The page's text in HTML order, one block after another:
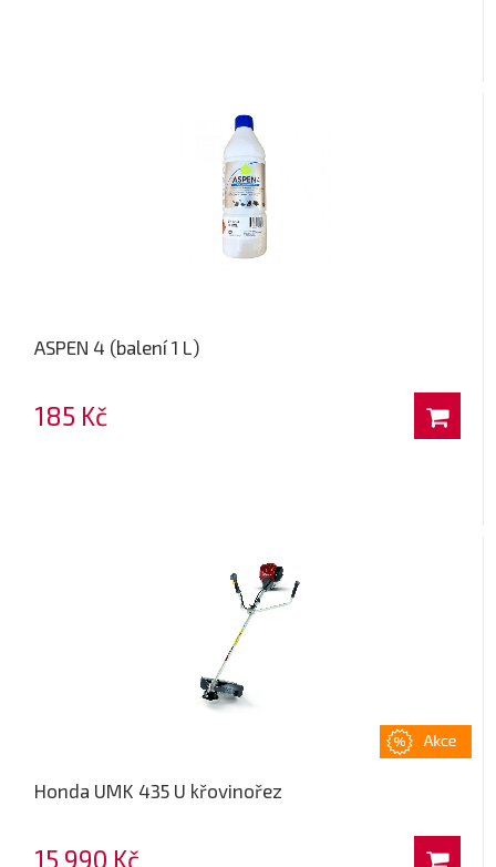
ASPEN 4 (balení 1 L)
185 Kč
Honda UMK 435 U křovinořez
15 990 Kč